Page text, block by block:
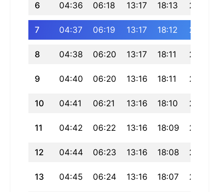
6 04:36 06:18 13:17 18:13 20:16
7 04:37 06:19 13:17 18:12 20:15
8 04:38 06:20 13:17 18:11 20:14
9 04:40 06:20 13:16 18:11 20:12
10 04:41 06:21 13:16 18:10 20:11
11 04:42 06:22 13:16 18:09 20:10
12 04:44 06:23 13:16 18:08 20:09
13 04:45 06:24 13:16 18:07 20:08